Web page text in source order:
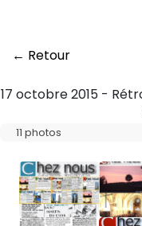
← Retour
17 octobre 2015 -
11 photos